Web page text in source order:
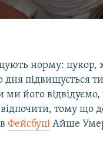
норму: цукор,
дня підвищується
ми його
тому що
вФейсбуці Айше